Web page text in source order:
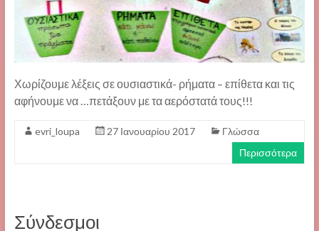
Χωρίζουμε λέξεις σε ουσιαστικά- ρήματα – επίθετα και τις
αφήνουμε να …πετάξουν με τα αερόστατά τους!!!
evri_loupa 27 Ιανουαρίου 2017
Γλώσσα
Περισσότερα
Σύνδεσμοι